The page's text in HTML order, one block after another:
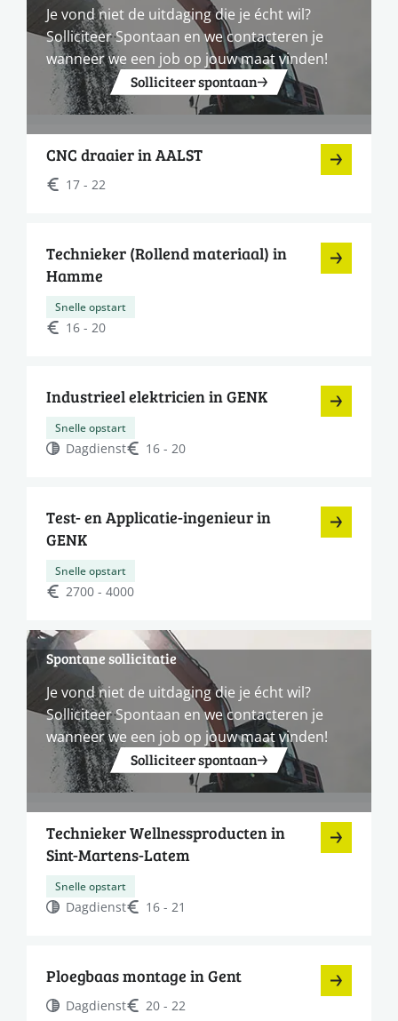
Je vond niet de uitdaging die je écht wil?
Solliciteer Spontaan en we contacteren je
wanneer we een job op jouw maat vinden!
Solliciteer spontaan
CNC draaier in AALST
17 - 22
Technieker (Rollend materiaal) in
Hamme
Snelle opstart
16 - 20
Industrieel elektricien in GENK
Snelle opstart
Dagdienst 16 - 20
Test- en Applicatie-ingenieur in
GENK
Snelle opstart
2700 - 4000
Spontane sollicitatie
Je vond niet de uitdaging die je écht wil?
Solliciteer Spontaan en we contacteren je
wanneer we een job op jouw maat vinden!
Solliciteer spontaan
Technieker Wellnessproducten in
Sint-Martens-Latem
Snelle opstart
Dagdienst 16 - 21
Ploegbaas montage in Gent
Dagdienst 20 - 22